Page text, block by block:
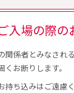
入場の際の
関係者とみなされ
お断りします。
ち込みはご遠慮く